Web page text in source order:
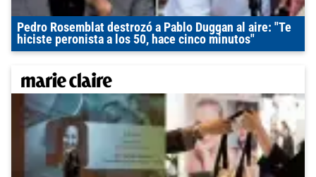
Pedro Rosemblat destrozó a Pablo Duggan al aire: "Te
hiciste peronista a los 50, hace cinco minutos"